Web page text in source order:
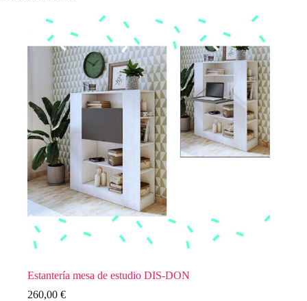
Estantería mesa de estudio DIS-DON
260,00 €